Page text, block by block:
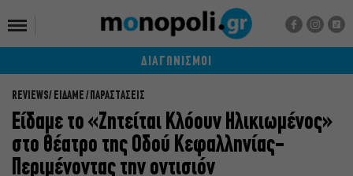
ΔΙΑΓΩΝΙΣΜΟΙ
REVIEWS ΕΙΔΑΜΕ / ΠΑΡΑΣΤΑΣΕΙΣ
Είδαμε το «Ζητείται Κλόουν Ηλικιωμένος»
στο θέατρο της Οδού Κεφαλληνίας-
Περιμένοντας την οντισιόν